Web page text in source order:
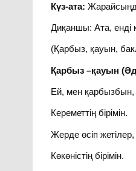
Күз-ата:
Диқаншы: Ата, енді
(Қарбыз, қауын,
Қарбыз –қауын
Ей, мен
Кереметтің бірімін.
Жерде өсіп жетілер,
Көкөністің бірімін.